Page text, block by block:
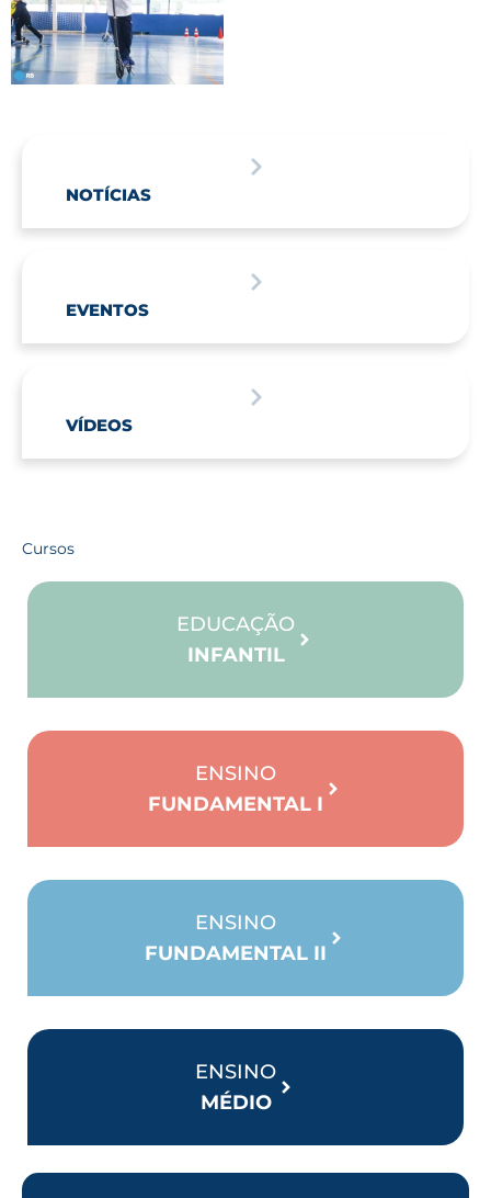
NOTÍCIAS
EVENTOS
VÍDEOS
Cursos
EDUCAÇÃO
INFANTIL
ENSINO
FUNDAMENTAL I
ENSINO
FUNDAMENTAL II
ENSINO
MÉDIO